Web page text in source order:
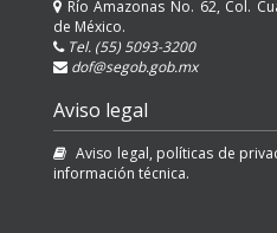
Río Amazonas No. 62, Col.
de México.
Tel. (55) 5093-3200
dof@segob.gob.mx
Aviso legal
Aviso legal, políticas de
información técnica.